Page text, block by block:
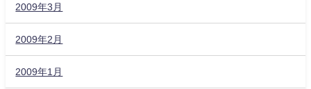
2009年3月
2009年2月
2009年1月